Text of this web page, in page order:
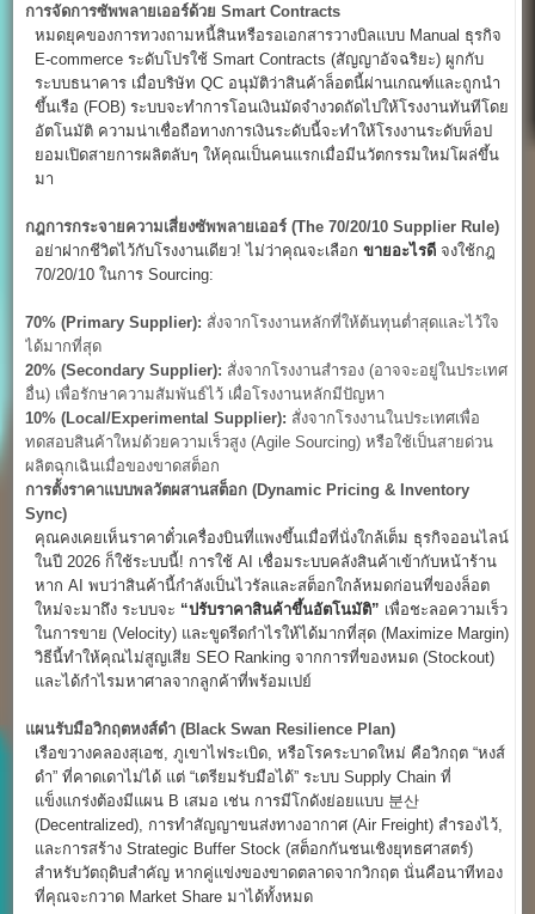
การจัดการซัพพลายเออร์ด้วย Smart Contracts
หมดยุคของการทวงถามหนี้สินหรือรอเอกสารวางบิลแบบ Manual ธุรกิจ
E-commerce ระดับโปรใช้ Smart Contracts (สัญญาอัจฉริยะ) ผูกกับ
ระบบธนาคาร เมื่อบริษัท QC อนุมัติว่าสินค้าล็อตนี้ผ่านเกณฑ์และถูกนำ
ขึ้นเรือ (FOB) ระบบจะทำการโอนเงินมัดจำงวดถัดไปให้โรงงานทันทีโดย
อัตโนมัติ ความน่าเชื่อถือทางการเงินระดับนี้จะทำให้โรงงานระดับท็อป
ยอมเปิดสายการผลิตลับๆ ให้คุณเป็นคนแรกเมื่อมีนวัตกรรมใหม่โผล่ขึ้น
มา
กฎการกระจายความเสี่ยงซัพพลายเออร์ (The 70/20/10 Supplier Rule)
อย่าฝากชีวิตไว้กับโรงงานเดียว! ไม่ว่าคุณจะเลือกขายอะไรดี จงใช้กฎ
70/20/10 ในการ Sourcing:
70% (Primary Supplier): สั่งจากโรงงานหลักที่ให้ต้นทุนต่ำสุดและไว้ใจ
ได้มากที่สุด
20% (Secondary Supplier): สั่งจากโรงงานสำรอง (อาจจะอยู่ในประเทศ
อื่น) เพื่อรักษาความสัมพันธ์ไว้ เผื่อโรงงานหลักมีปัญหา
10% (Local/Experimental Supplier): สั่งจากโรงงานในประเทศเพื่อ
ทดสอบสินค้าใหม่ด้วยความเร็วสูง (Agile Sourcing) หรือใช้เป็นสายด่วน
ผลิตฉุกเฉินเมื่อของขาดสต็อก
การตั้งราคาแบบพลวัตผสานสต็อก (Dynamic Pricing & Inventory
Sync)
คุณคงเคยเห็นราคาตั๋วเครื่องบินที่แพงขึ้นเมื่อที่นั่งใกล้เต็ม ธุรกิจออนไลน์
ในปี 2026 ก็ใช้ระบบนี้! การใช้ AI เชื่อมระบบคลังสินค้าเข้ากับหน้าร้าน
หาก AI พบว่าสินค้านี้กำลังเป็นไวรัลและสต็อกใกล้หมดก่อนที่ของล็อต
ใหม่จะมาถึง ระบบจะ “ปรับราคาสินค้าขึ้นอัตโนมัติ” เพื่อชะลอความเร็ว
ในการขาย (Velocity) และขูดรีดกำไรให้ได้มากที่สุด (Maximize Margin)
วิธีนี้ทำให้คุณไม่สูญเสีย SEO Ranking จากการที่ของหมด (Stockout)
และได้กำไรมหาศาลจากลูกค้าที่พร้อมเปย์
แผนรับมือวิกฤตหงส์ดำ (Black Swan Resilience Plan)
เรือขวางคลองสุเอซ, ภูเขาไฟระเบิด, หรือโรคระบาดใหม่ คือวิกฤต “หงส์
ดำ” ที่คาดเดาไม่ได้ แต่ “เตรียมรับมือได้” ระบบ Supply Chain ที่
แข็งแกร่งต้องมีแผน B เสมอ เช่น การมีโกดังย่อยแบบ 분산
(Decentralized), การทำสัญญาขนส่งทางอากาศ (Air Freight) สำรองไว้,
และการสร้าง Strategic Buffer Stock (สต็อกกันชนเชิงยุทธศาสตร์)
สำหรับวัตถุดิบสำคัญ หากคู่แข่งของขาดตลาดจากวิกฤต นั่นคือนาทีทอง
ที่คุณจะกวาด Market Share มาได้ทั้งหมด